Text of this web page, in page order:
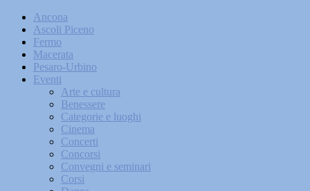
Ancona
Ascoli Piceno
Fermo
Macerata
Pesaro-Urbino
Eventi
Arte e cultura
Benessere
Categorie e luoghi
Cinema
Concerti
Concorsi
Convegni e seminari
Corsi